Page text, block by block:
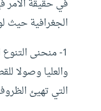
في حقيقة الأمر
الجغرافية حيث
1- منحنى
والعليا وصولا
التي تهيئ